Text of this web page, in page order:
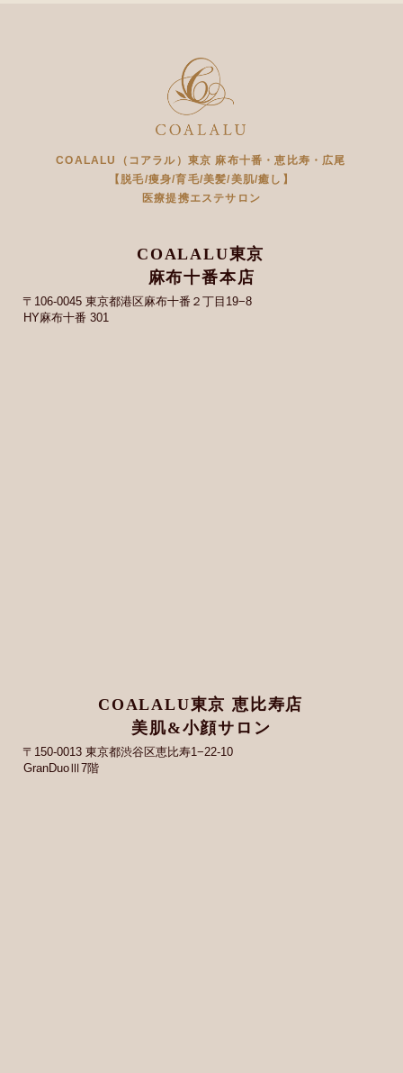
COALALU（コアラル）東京 麻布十番・恵比寿・広尾
【脱毛/痩身/育毛/美髪/美肌/癒し】
医療提携エステサロン
COALALU東京
麻布十番本店
〒106-0045 東京都港区麻布十番２丁目19−8
HY麻布十番 301
COALALU東京 恵比寿店
美肌&小顔サロン
〒150-0013 東京都渋谷区恵比寿1−22-10
GranDuoⅢ7階